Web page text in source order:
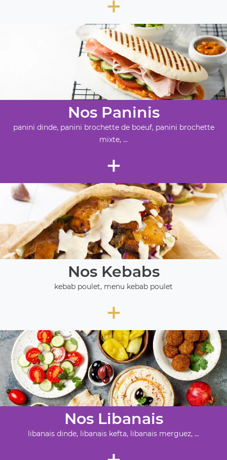
Nos Paninis
panini dinde, panini brochette de boeuf, panini brochette
mixte, ...
+
Nos Kebabs
kebab poulet, menu kebab poulet
+
Nos Libanais
libanais dinde, libanais kefta, libanais merguez, ...